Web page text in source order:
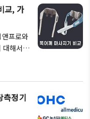
저)가..
도록 하
가 목
마트폰
예전
는 분
뭉치기
교, 가
프로와
대해서
라 생각
선택하는
에서 가
해서
측정기